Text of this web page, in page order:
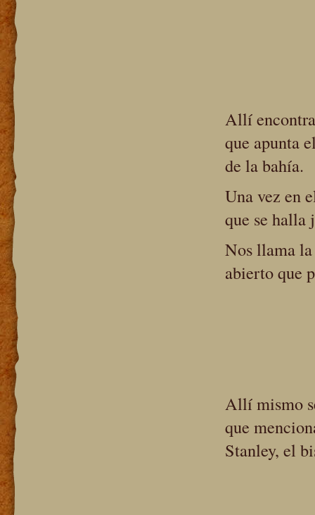
Allí
que apunta
de la bahía.
Una vez en
que se halla
Nos llama
abierto que
Allí mismo
que
Stanley, el